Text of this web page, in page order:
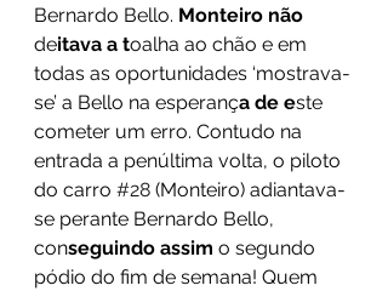
Bernardo Bello. Monteiro não
deitava a toalha ao chão e em
todas as oportunidades ‘mostrava-
se’ a Bello na esperança de este
cometer um erro. Contudo na
entrada a penúltima volta, o piloto
do carro #28 (Monteiro) adiantava-
se perante Bernardo Bello,
conseguindo assim o segundo
pódio do fim de semana! Quem